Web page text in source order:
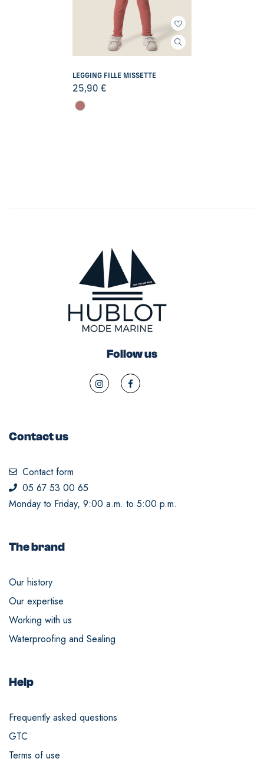
LEGGING FILLE MISSETTE
25,90€
Follow us
Contact us
Contact form
05 67 53 00 65
Monday to Friday, 9:00 a.m. to 5:00 p.m.
The brand
Our history
Our expertise
Working with us
Waterproofing and Sealing
Help
Frequently asked questions
GTC
Terms of use